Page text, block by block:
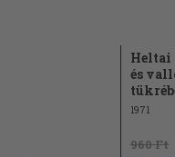
Heltai
és
1971
960 Ft